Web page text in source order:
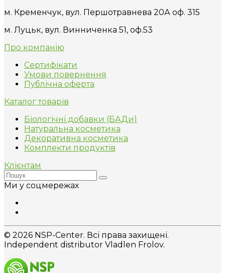
м. Кременчук, вул. Першотравнева 20А оф. 315
м. Луцьк, вул. Винниченка 51, оф.53
Про компанію
Сертифікати
Умови повернення
Публічна оферта
Каталог товарів
Біологічні добавки (БАДи)
Натуральна косметика
Декоративна косметика
Комплекти продуктів
Клієнтам
Ми у соцмережах
© 2026 NSP-Center. Всі права захищені.
Independent distributor Vladlen Frolov.